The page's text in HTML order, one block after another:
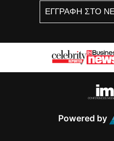
ΕΓΓΡΑΦΗ ΣΤΟ
Powered by